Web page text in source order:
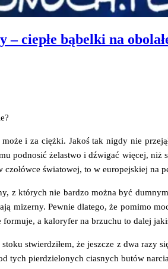
– ciepłe bąbelki na
i za cięż­ki. Jakoś tak nigdy nie
pod­no­sić żela­stwo i dźwi­gać wię­cej,
świa­to­wej, to w euro­pej­skiej na
z któ­rych nie bar­dzo moż­na być
mizer­ny. Pew­nie dla­te­go, że pomi­mo
for­mu­je, a kalo­ry­fer na brzu­chu to dalej
stwier­dzi­łem, że jesz­cze z dwa razy
tych pier­dzie­lo­nych cia­snych butów